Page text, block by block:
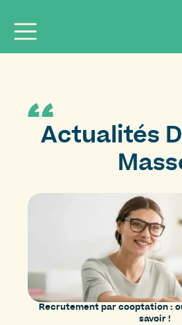
Actualités
Recrutement par cooptation :
savoir !